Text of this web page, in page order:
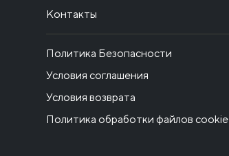
Контакты
Политика Безопасности
Условия соглашения
Условия возврата
Политика обработки файлов cookie